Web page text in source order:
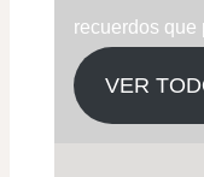
recuerdos que
VER